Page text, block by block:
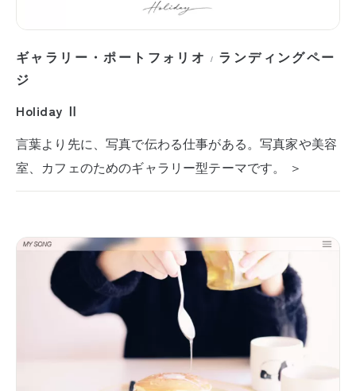
ギャラリー・ポートフォリオ / ランディングペー
ジ
Holiday Ⅱ
言葉より先に、写真で伝わる仕事がある。写真家や美容
室、カフェのためのギャラリー型テーマです。 ＞